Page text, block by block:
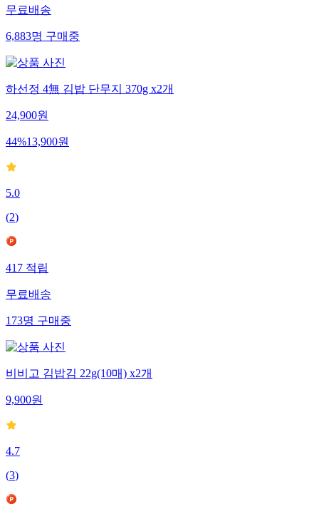
무료배송
6,883명구매중
하선정 4無 김밥 단무지 370g x2개
24,900원
44%13,900원
5.0
(2)
417적립
무료배송
173명구매중
비비고 김밥김 22g(10매) x2개
9,900원
4.7
(3)